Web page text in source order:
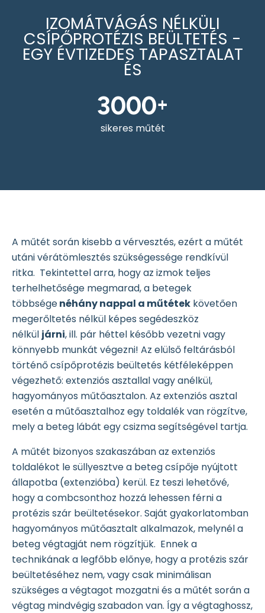
IZOMÁTVÁGÁS NÉLKÜLI
CSÍPŐPROTÉZIS BEÜLTETÉS -
EGY ÉVTIZEDES TAPASZTALAT
ÉS
3000+
sikeres műtét
A műtét során kisebb a vérvesztés, ezért a műtét
utáni vérátömlesztés szükségessége rendkívül
ritka. Tekintettel arra, hogy az izmok teljes
terhelhetősége megmarad, a betegek
többségenéhány nappal a műtétek követően
megerőltetés nélkül képes segédeszköz
nélkül járni, ill. pár héttel később vezetni vagy
könnyebb munkát végezni! Az elülső feltárásból
történő csípőprotézis beültetés kétféleképpen
végezhető: extenziós asztallal vagy anélkül,
hagyományos műtőasztalon. Az extenziós asztal
esetén a műtőasztalhoz egy toldalék van rögzítve,
mely a beteg lábát egy csizma segítségével tartja.
A műtét bizonyos szakaszában az extenziós
toldalékot le süllyesztve a beteg csípője nyújtott
állapotba (extenzióba) kerül. Ez teszi lehetővé,
hogy a combcsonthoz hozzá lehessen férni a
protézis szár beültetésekor. Saját gyakorlatomban
hagyományos műtőasztalt alkalmazok, melynél a
beteg végtagját nem rögzítjük. Ennek a
technikának a legfőbb előnye, hogy a protézis szár
beültetéséhez nem, vagy csak minimálisan
szükséges a végtagot mozgatni és a műtét során a
végtag mindvégig szabadon van. Így a végtaghossz,